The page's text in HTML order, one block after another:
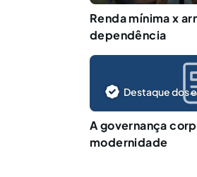
Renda mínima x
dependência
Destaque dos
A governança
modernidade